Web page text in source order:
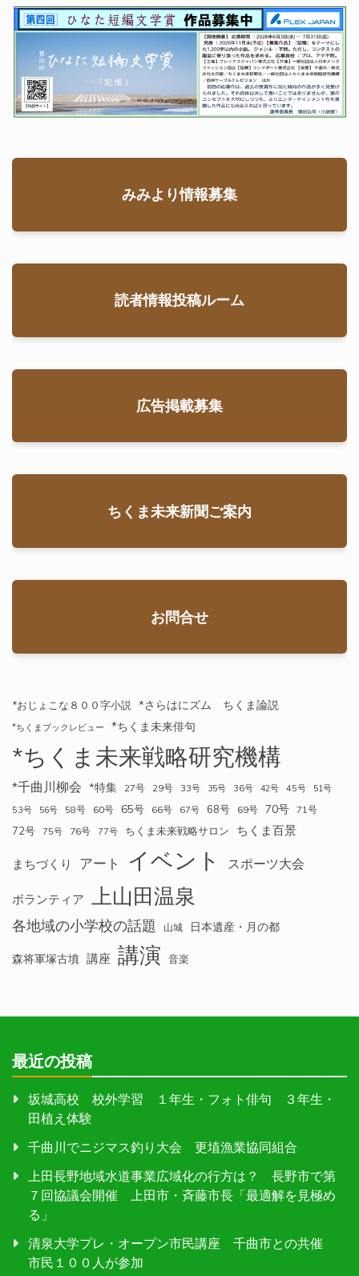
千曲市ご当地
アニメ「Ｔｕ
ｒｋｅ
ｙ！」。作中
に登場した名
所には全国か
ンや声優
69号,Turkey!
続きを読む
66号,
Turkey!
,上山田温
泉
みみより情報募集
読者情報投稿ルーム
広告掲載募集
ちくま未来新聞ご案内
お問合せ
*おじょこな８００字小説 *さらはにズム ちくま論説
*ちくまブックレビュー *ちくま未来俳句
*ちくま未来戦略研究機構
*千曲川柳会 *特集 27号 29号 33号 35号 36号 42号 45号
51号
53号
56号 58号 60号 65号 66号 67号 68号 69号 70号 71号
72号 75号 76号 77号 ちくま未来戦略サロン ちくま百景
まちづくり アート イベント スポーツ大会
ボランティア 上山田温泉
各地域の小学校の話題 山城 日本遺産・月の都
森将軍塚古墳 講座 講演 音楽
最近の投稿
坂城高校 校外学習 １年生・フォト俳句 ３年生・
田植え体験
千曲川でニジマス釣り大会 更埴漁業協同組合
上田長野地域水道事業広域化の行方は？ 長野市で第
７回協議会開催 上田市・斉藤市長「最適解を見極め
る」
清泉大学プレ・オープン市民講座 千曲市との共催
市民１００人が参加